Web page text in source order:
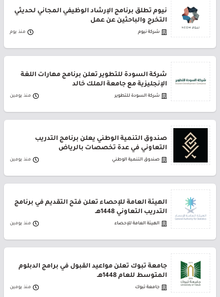
نيوم تطلق برنامج الإرشاد الوظيفي المجاني لحديثي
التخرج والباحثين عن عمل
شركة نيوم منذ يوم
شركة السودة للتطوير تعلن برنامج مهارات اللغة
الإنجليزية مع جامعة الملك خالد
شركة السودة للتطوير منذ يومين
صندوق التنمية الوطني يعلن برنامج التدريب
التعاوني في عدة تخصصات بالرياض
صندوق التنمية الوطني منذ يومين
الهيئة العامة للإحصاء تعلن فتح التقديم في برنامج
التدريب التعاوني 1448هـ
الهيئة العامة للإحصاء منذ يومين
جامعة تبوك تعلن مواعيد القبول في برامج الدبلوم
المتوسط للعام 1448هـ
جامعة تبوك منذ يومين